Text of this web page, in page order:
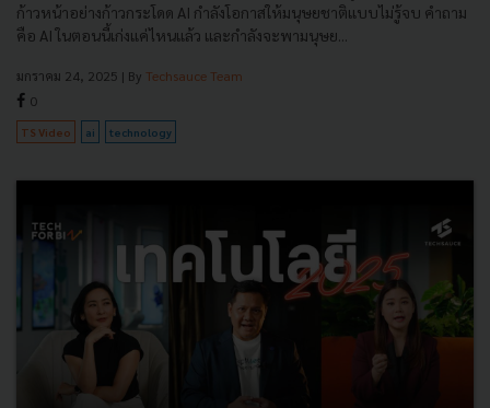
ก้าวหน้าอย่างก้าวกระโดด AI กำลังโอกาสให้มนุษยชาติแบบไม่รู้จบ คำถาม
คือ AI ในตอนนี้เก่งแค่ไหนแล้ว และกำลังจะพามนุษย...
มกราคม 24, 2025 | By Techsauce Team
0
TS Video ai technology